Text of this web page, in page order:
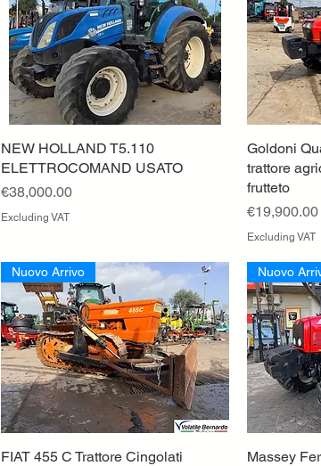
Quick View
NEW HOLLAND T5.110
ELETTROCOMAND USATO
Price
€38,000.00
Excluding VAT
Goldoni
trattore
frutteto
Price
€19,900.00
Excluding VAT
Quick View
Nuovo Arrivo
FIAT 455 C Trattore Cingolati
Nuovo
Massey